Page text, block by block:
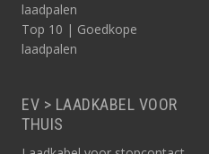
laadpalen
Top 10 | Goedkope
laadpalen
EV > LAADKABEL VOOR
THUIS